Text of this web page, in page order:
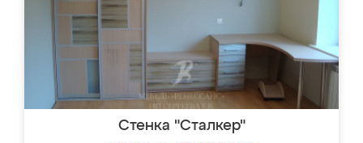
Стенка "Сталкер"